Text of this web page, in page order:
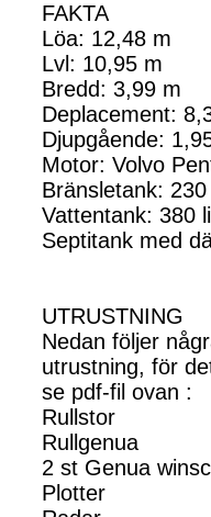
FAKTA
Löa: 12,48 m
Lvl: 10,95 m
Bredd: 3,99 m
Deplacement:
Djupgående:
Motor: Volvo
Bränsletank:
Vattentank: 380
Septitank med
UTRUSTNING
Nedan följer
utrustning, för
se pdf-fil ovan :
Rullstor
Rullgenua
2 st Genua
Plotter